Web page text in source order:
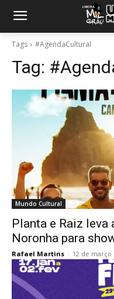
Tags #AgendaCultural
Tag:
Mundo Cultural
Planta e Raiz leva
Noronha para
Rafael Martins - 12 de março